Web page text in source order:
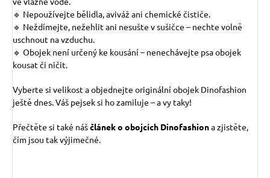
🔹 Nepoužívejte bělidla, aviváž ani chemické čističe.
🔹 Neždímejte, nežehlit ani nesušte v sušičce – nechte volně
uschnout na vzduchu.
🔹 Obojek není určený ke kousání – nenechávejte psa obojek
kousat či ničit.
Vyberte si velikost a objednejte originální obojek Dinofashion
ještě dnes. Váš pejsek si ho zamiluje – a vy taky!
Přečtěte si také náščlánek o obojcích Dinofashiona zjistěte,
čím jsou tak výjimečné.